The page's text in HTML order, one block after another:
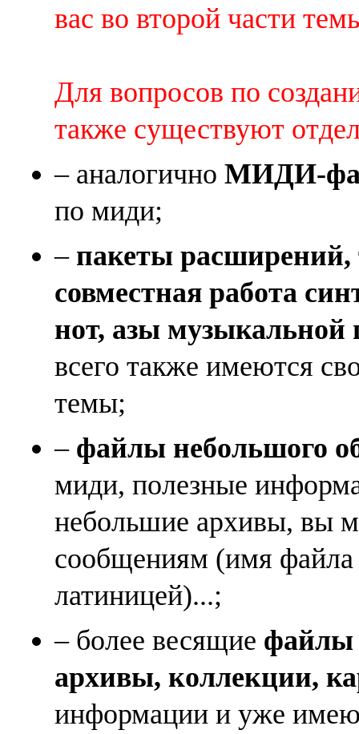
вас во второй части
Для вопросов по
также существуют
– аналогично МИДИ-
по миди;
– пакеты
совместная работа
нот, азы музыкальной
всего также имеются
темы;
– файлы небольшого
миди, полезные
небольшие архивы, вы
сообщениям (имя
латиницей)...;
– более весящие файлы
архивы, коллекции,
информации и уже